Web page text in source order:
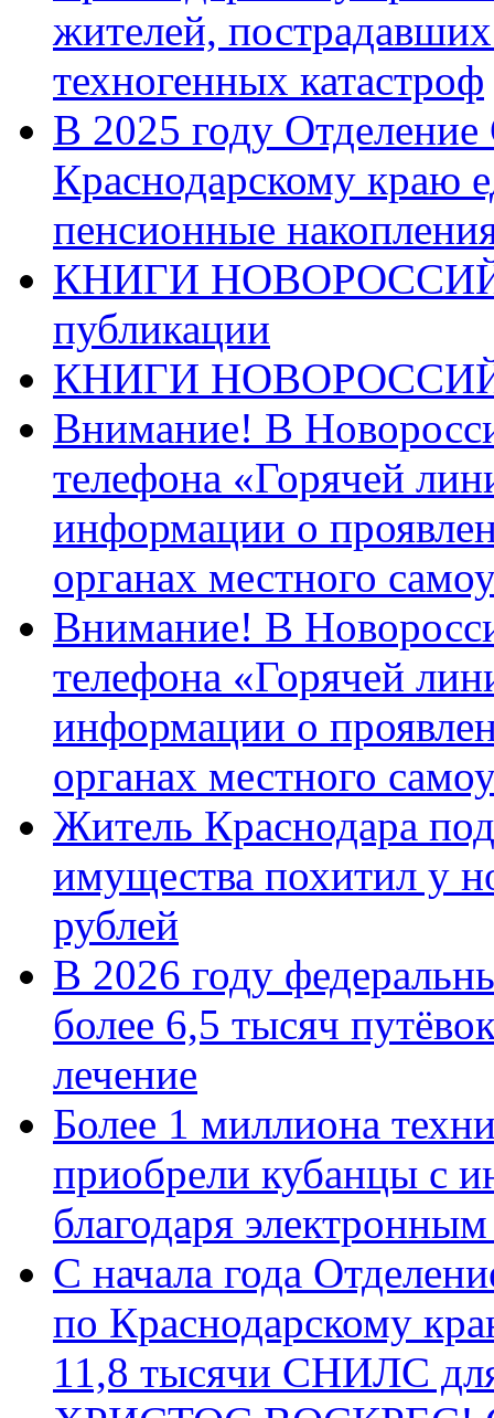
жителей,
техногенных катастроф
В 2025 году
Краснодарскому краю
пенсионные
КНИГИ
публикации
КНИГИ
Внимание! В
телефона «Горячей
информации о
органах местного
Внимание! В
телефона «Горячей
информации о
органах местного
Житель Краснодара
имущества похитил у
рублей
В 2026 году
более 6,5 тысяч
лечение
Более 1 миллиона
приобрели кубанцы с
благодаря
С начала года
по Краснодарскому
11,8 тысячи СНИЛС